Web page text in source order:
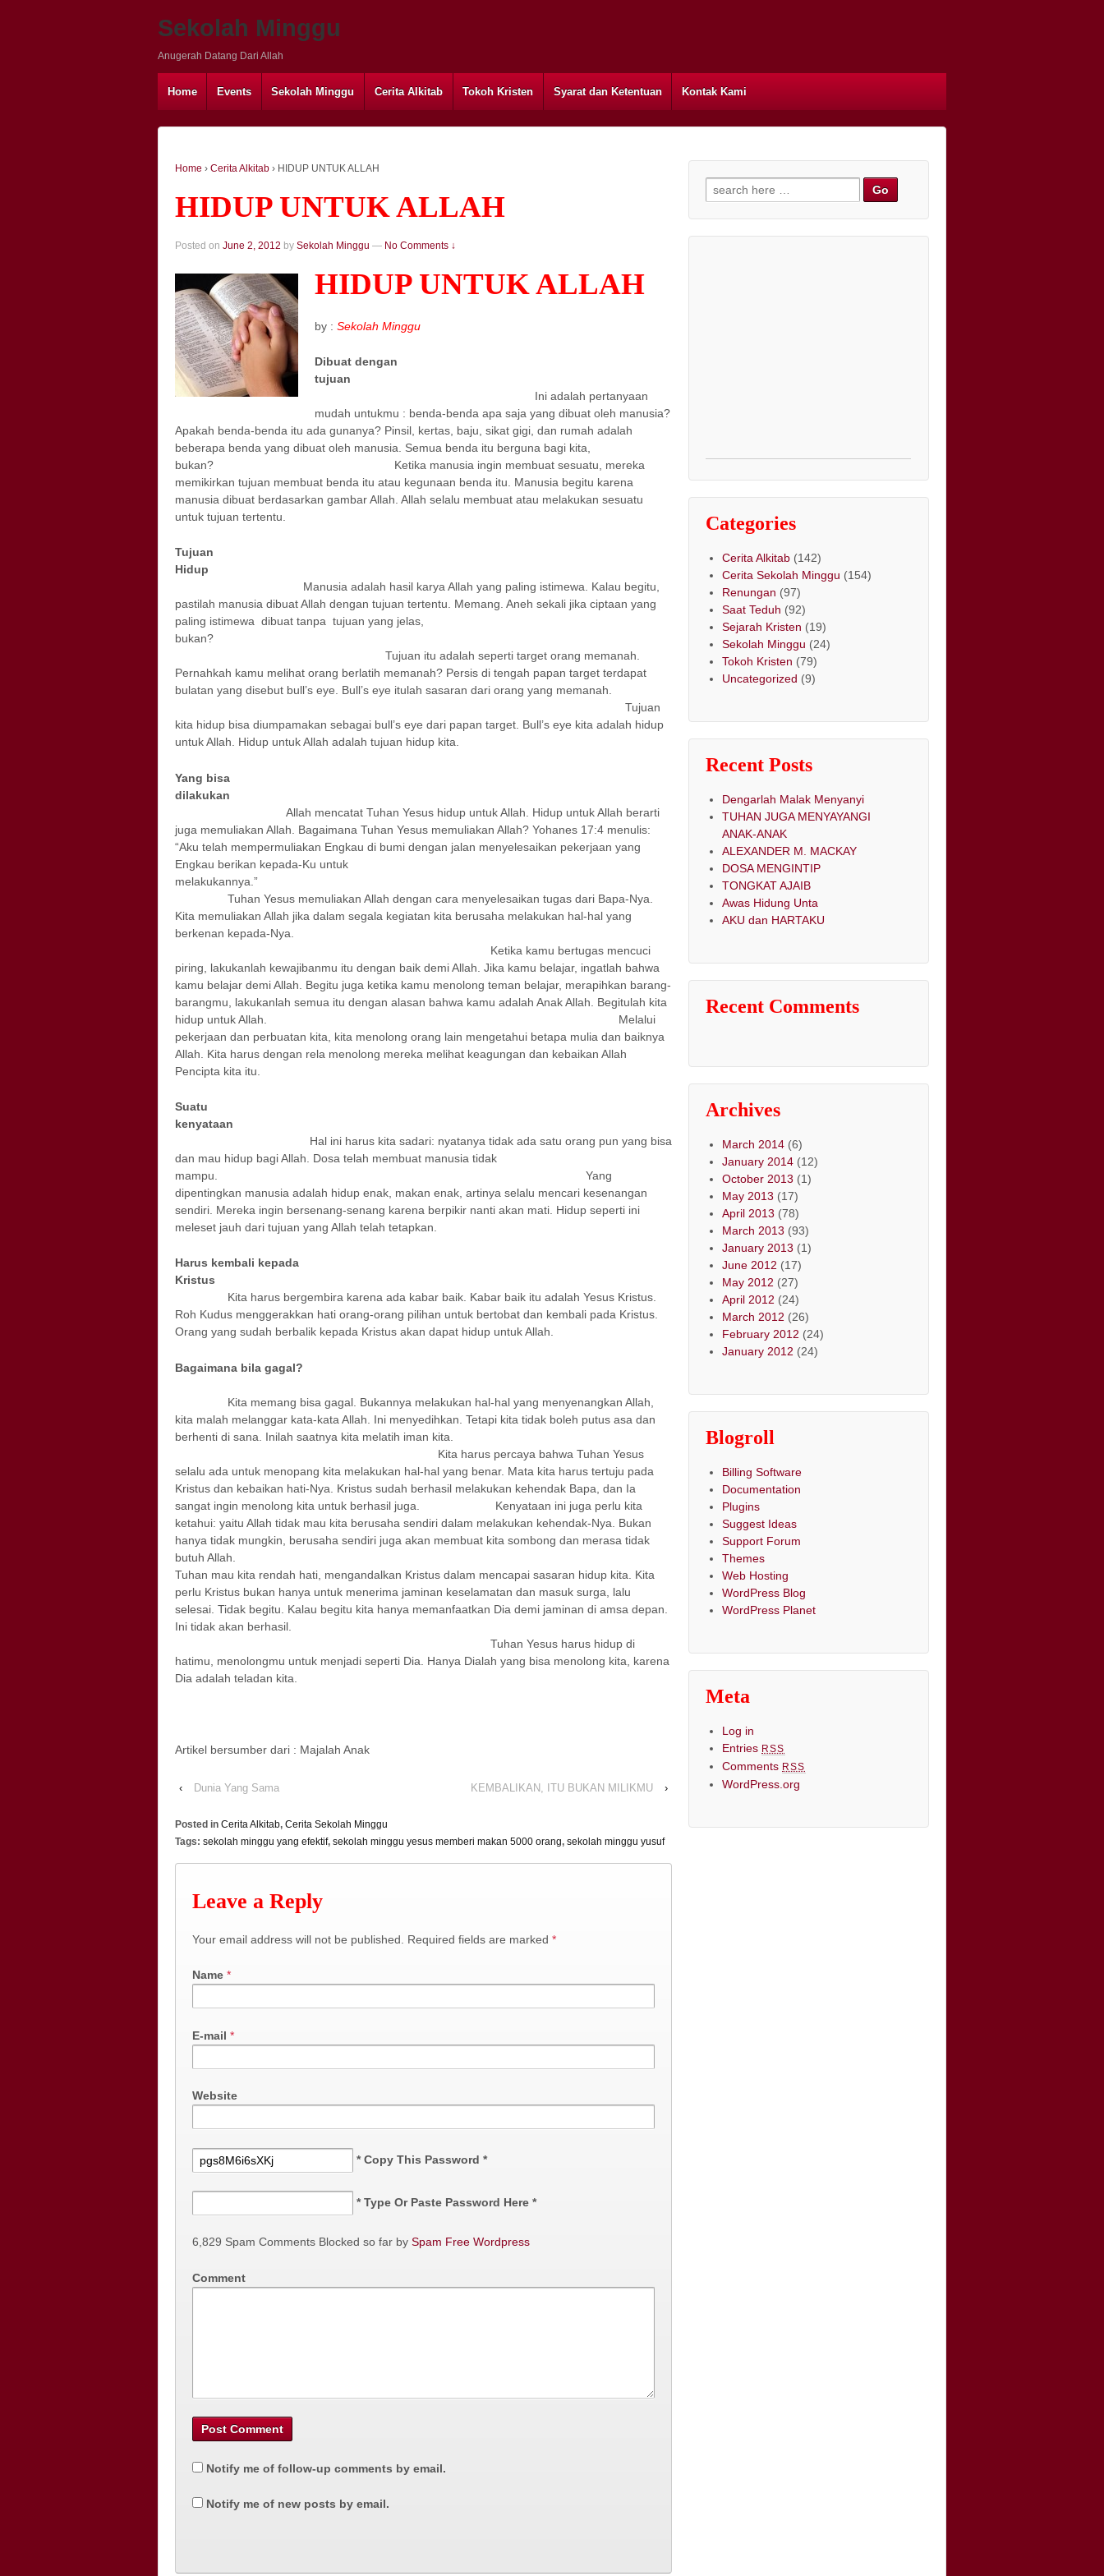
Sekolah Minggu
Anugerah Datang Dari Allah
Home Events Sekolah Minggu Cerita Alkitab Tokoh Kristen Syarat dan Ketentuan Kontak Kami
Home › Cerita Alkitab › HIDUP UNTUK ALLAH
HIDUP UNTUK ALLAH
Posted on June 2, 2012 by Sekolah Minggu — No Comments ↓
HIDUP UNTUK ALLAH
by : Sekolah Minggu
Dibuat dengan
tujuan
Ini adalah pertanyaan
mudah untukmu : benda-benda apa saja yang dibuat oleh manusia?
Apakah benda-benda itu ada gunanya? Pinsil, kertas, baju, sikat gigi, dan rumah adalah
beberapa benda yang dibuat oleh manusia. Semua benda itu berguna bagi kita,
bukan? Ketika manusia ingin membuat sesuatu, mereka
memikirkan tujuan membuat benda itu atau kegunaan benda itu. Manusia begitu karena
manusia dibuat berdasarkan gambar Allah. Allah selalu membuat atau melakukan sesuatu
untuk tujuan tertentu.
Tujuan
Hidup
Manusia adalah hasil karya Allah yang paling istimewa. Kalau begitu,
pastilah manusia dibuat Allah dengan tujuan tertentu. Memang. Aneh sekali jika ciptaan yang
paling istimewa dibuat tanpa tujuan yang jelas,
bukan?
Tujuan itu adalah seperti target orang memanah.
Pernahkah kamu melihat orang berlatih memanah? Persis di tengah papan target terdapat
bulatan yang disebut bull’s eye. Bull’s eye itulah sasaran dari orang yang memanah.
Tujuan
kita hidup bisa diumpamakan sebagai bull’s eye dari papan target. Bull’s eye kita adalah hidup
untuk Allah. Hidup untuk Allah adalah tujuan hidup kita.
Yang bisa
dilakukan
Allah mencatat Tuhan Yesus hidup untuk Allah. Hidup untuk Allah berarti
juga memuliakan Allah. Bagaimana Tuhan Yesus memuliakan Allah? Yohanes 17:4 menulis:
“Aku telah mempermuliakan Engkau di bumi dengan jalan menyelesaikan pekerjaan yang
Engkau berikan kepada-Ku untuk
melakukannya.”
Tuhan Yesus memuliakan Allah dengan cara menyelesaikan tugas dari Bapa-Nya.
Kita memuliakan Allah jika dalam segala kegiatan kita berusaha melakukan hal-hal yang
berkenan kepada-Nya.
Ketika kamu bertugas mencuci
piring, lakukanlah kewajibanmu itu dengan baik demi Allah. Jika kamu belajar, ingatlah bahwa
kamu belajar demi Allah. Begitu juga ketika kamu menolong teman belajar, merapihkan barang-
barangmu, lakukanlah semua itu dengan alasan bahwa kamu adalah Anak Allah. Begitulah kita
hidup untuk Allah. Melalui
pekerjaan dan perbuatan kita, kita menolong orang lain mengetahui betapa mulia dan baiknya
Allah. Kita harus dengan rela menolong mereka melihat keagungan dan kebaikan Allah
Pencipta kita itu.
Suatu
kenyataan
Hal ini harus kita sadari: nyatanya tidak ada satu orang pun yang bisa
dan mau hidup bagi Allah. Dosa telah membuat manusia tidak
mampu. Yang
dipentingkan manusia adalah hidup enak, makan enak, artinya selalu mencari kesenangan
sendiri. Mereka ingin bersenang-senang karena berpikir nanti akan mati. Hidup seperti ini
meleset jauh dari tujuan yang Allah telah tetapkan.
Harus kembali kepada
Kristus
Kita harus bergembira karena ada kabar baik. Kabar baik itu adalah Yesus Kristus.
Roh Kudus menggerakkan hati orang-orang pilihan untuk bertobat dan kembali pada Kristus.
Orang yang sudah berbalik kepada Kristus akan dapat hidup untuk Allah.
Bagaimana bila gagal?
Kita memang bisa gagal. Bukannya melakukan hal-hal yang menyenangkan Allah,
kita malah melanggar kata-kata Allah. Ini menyedihkan. Tetapi kita tidak boleh putus asa dan
berhenti di sana. Inilah saatnya kita melatih iman kita.
Kita harus percaya bahwa Tuhan Yesus
selalu ada untuk menopang kita melakukan hal-hal yang benar. Mata kita harus tertuju pada
Kristus dan kebaikan hati-Nya. Kristus sudah berhasil melakukan kehendak Bapa, dan Ia
sangat ingin menolong kita untuk berhasil juga. Kenyataan ini juga perlu kita
ketahui: yaitu Allah tidak mau kita berusaha sendiri dalam melakukan kehendak-Nya. Bukan
hanya tidak mungkin, berusaha sendiri juga akan membuat kita sombong dan merasa tidak
butuh Allah.
Tuhan mau kita rendah hati, mengandalkan Kristus dalam mencapai sasaran hidup kita. Kita
perlu Kristus bukan hanya untuk menerima jaminan keselamatan dan masuk surga, lalu
selesai. Tidak begitu. Kalau begitu kita hanya memanfaatkan Dia demi jaminan di amsa depan.
Ini tidak akan berhasil.
Tuhan Yesus harus hidup di
hatimu, menolongmu untuk menjadi seperti Dia. Hanya Dialah yang bisa menolong kita, karena
Dia adalah teladan kita.
Artikel bersumber dari : Majalah Anak
‹ Dunia Yang Sama KEMBALIKAN, ITU BUKAN MILIKMU ›
Posted in Cerita Alkitab, Cerita Sekolah Minggu
Tags: sekolah minggu yang efektif, sekolah minggu yesus memberi makan 5000 orang, sekolah minggu yusuf
Leave a Reply
Your email address will not be published. Required fields are marked *
Name *
E-mail *
Website
* Copy This Password *
* Type Or Paste Password Here *
6,829 Spam Comments Blocked so far by Spam Free Wordpress
Comment
Notify me of follow-up comments by email.
Notify me of new posts by email.
Search for:
Categories
Cerita Alkitab (142)
Cerita Sekolah Minggu (154)
Renungan (97)
Saat Teduh (92)
Sejarah Kristen (19)
Sekolah Minggu (24)
Tokoh Kristen (79)
Uncategorized (9)
Recent Posts
Dengarlah Malak Menyanyi
TUHAN JUGA MENYAYANGI
ANAK-ANAK
ALEXANDER M. MACKAY
DOSA MENGINTIP
TONGKAT AJAIB
Awas Hidung Unta
AKU dan HARTAKU
Recent Comments
Archives
March 2014 (6)
January 2014 (12)
October 2013 (1)
May 2013 (17)
April 2013 (78)
March 2013 (93)
January 2013 (1)
June 2012 (17)
May 2012 (27)
April 2012 (24)
March 2012 (26)
February 2012 (24)
January 2012 (24)
Blogroll
Billing Software
Documentation
Plugins
Suggest Ideas
Support Forum
Themes
Web Hosting
WordPress Blog
WordPress Planet
Meta
Log in
Entries RSS
Comments RSS
WordPress.org